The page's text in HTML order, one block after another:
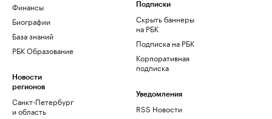
Финансы
Биографии
База знаний
РБК Образование
Новости
регионов
Санкт-Петербург
и область
Подписки
Скрыть баннеры
на РБК
Подписка на РБК
Корпоративная
подписка
Уведомления
RSS Новости